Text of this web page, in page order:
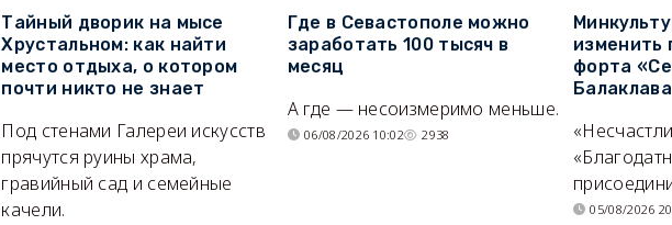
Тайный дворик на мысе
Хрустальном: как найти
место отдыха, о котором
почти никто не знает
Под стенами Галереи искусств
прячутся руины храма,
гравийный сад и семейные
качели.
Где в Севастополе можно
заработать 100 тысяч в
месяц
А где — несоизмеримо меньше.
06/08/2026 10:02 2938
изменить
форта
05/08/2026